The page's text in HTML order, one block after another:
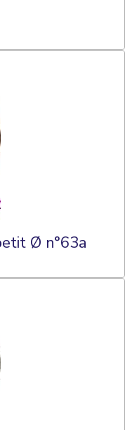
KRUG Millésime 2003 petit Ø n°63a